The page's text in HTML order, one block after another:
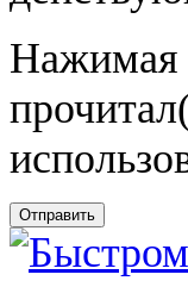
Нажимая
Отправить